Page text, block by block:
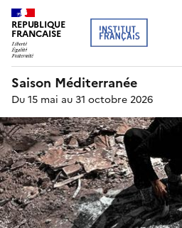
REPUBLIQUE
FRANCAISE
Saison Méditerranée
Du 15 mai au 31 octobre 2026